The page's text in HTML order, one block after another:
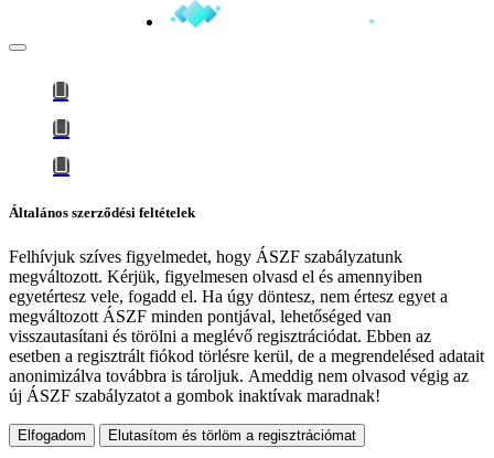
Általános szerződési feltételek
Felhívjuk szíves figyelmedet, hogy ÁSZF szabályzatunk
megváltozott. Kérjük, figyelmesen olvasd el és amennyiben
egyetértesz vele, fogadd el. Ha úgy döntesz, nem értesz egyet a
megváltozott ÁSZF minden pontjával, lehetőséged van
visszautasítani és törölni a meglévő regisztrációdat. Ebben az
esetben a regisztrált fiókod törlésre kerül, de a megrendelésed adatait
anonimizálva továbbra is tároljuk. Ameddig nem olvasod végig az
új ÁSZF szabályzatot a gombok inaktívak maradnak!
Elfogadom Elutasítom és törlöm a regisztrációmat